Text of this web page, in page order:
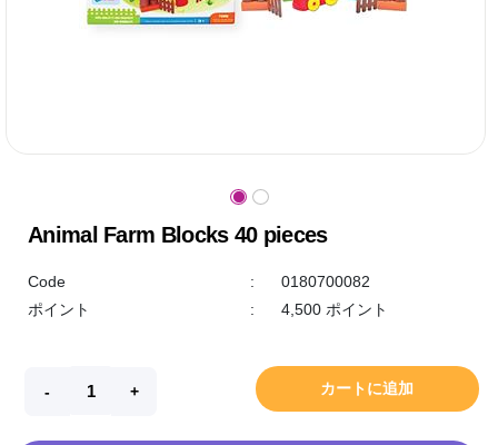
Animal Farm Blocks 40 pieces
Code :
0180700082
ポイント
: 4,500 ポイント
カートに追加